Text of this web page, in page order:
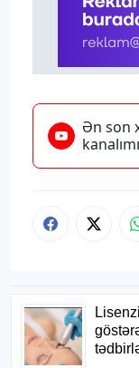
Ən son